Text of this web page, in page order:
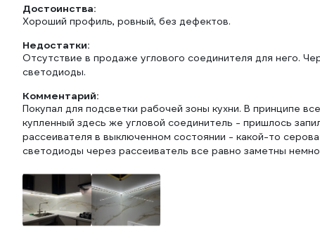
Достоинства:
Хороший профиль, ровный, без дефектов.
Недостатки:
Отсутствие в продаже углового соединителя для него.
светодиоды.
Комментарий:
Покупал для подсветки рабочей зоны кухни. В принципе
купленный здесь же угловой соединитель - пришлось
рассеивателя в выключенном состоянии - какой-то
светодиоды через рассеиватель все равно заметны